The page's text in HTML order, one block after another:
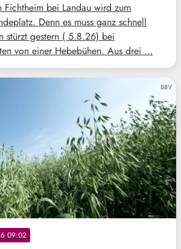
Fichtheim bei Landau wird zum
Denn es muss ganz schnell
stürzt gestern ( 5.8.26) bei
von einer Hebebühen. Aus drei …
BBV
09:02